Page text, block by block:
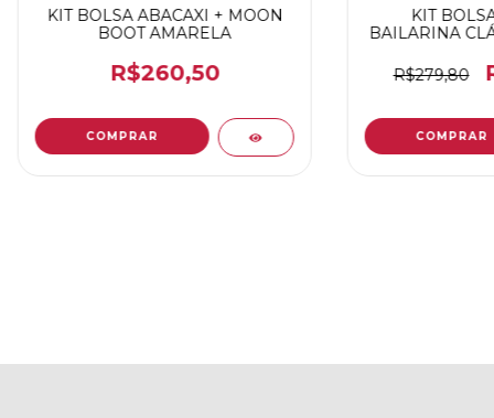
KIT BOLSA ABACAXI + MOON
BOOT AMARELA
R$260,50
COMPRAR
KIT
BAILARINA
R$279,80
COMPRAR